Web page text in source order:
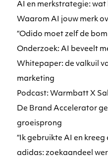
AI en merkstrategie:
Waarom AI jouw merk
“Odido moet zelf de
Onderzoek: AI beveelt
Whitepaper: de valkuil
marketing
Podcast: Warmbatt X
De Brand Accelerator
groeisprong
“Ik gebruikte AI en kreeg
adidas: zoekaandeel